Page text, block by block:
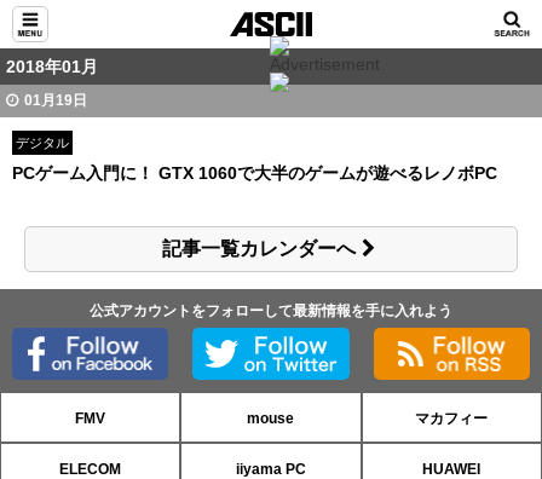
2018年01月
01月19日
デジタル
PCゲーム入門に！ GTX 1060で大半のゲームが遊べるレノボPC
記事一覧カレンダーへ
公式アカウントをフォローして最新情報を手に入れよう
FMV mouse マカフィー
ELECOM iiyama PC HUAWEI